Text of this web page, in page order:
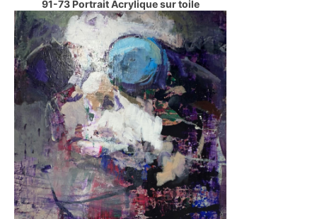
91-73 Portrait Acrylique sur toile